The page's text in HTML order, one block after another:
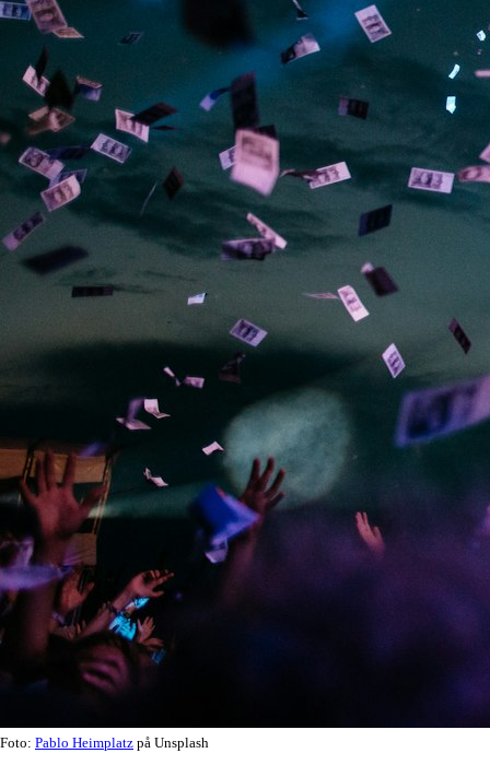
Foto: Pablo Heimplatz på Unsplash